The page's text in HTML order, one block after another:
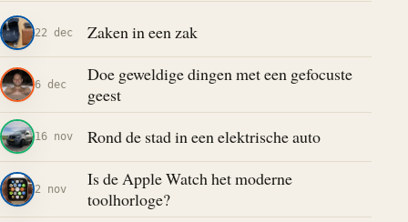
22 dec Zaken in een zak
6 dec
Doe geweldige dingen met een gefocuste
geest
16 nov Rond de stad in een elektrische auto
2 nov
Is de Apple Watch het moderne
toolhorloge?